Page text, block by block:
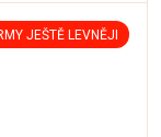
JEŠTĚ LEVNĚJI